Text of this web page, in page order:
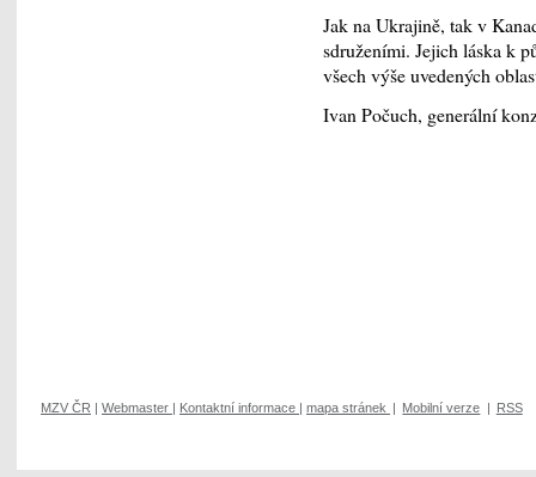
Jak na Ukrajině, tak v
sdruženími. Jejich láska k
všech výše uvedených
Ivan Počuch, generální
MZV ČR | Webmaster | Kontaktní informace | mapa stránek | Mobilní verze | RSS